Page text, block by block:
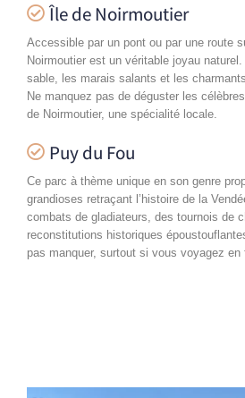
Île de Noirmoutier
Accessible par un pont ou par une route
Noirmoutier est un véritable joyau
sable, les marais salants et les
Ne manquez pas de déguster les
de Noirmoutier, une spécialité locale.
Puy du Fou
Ce parc à thème unique en son genre
grandioses retraçant l’histoire de la
combats de gladiateurs, des tournois de
reconstitutions historiques
pas manquer, surtout si vous voyagez en